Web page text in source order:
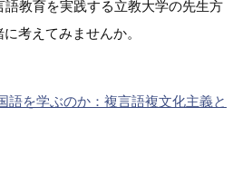
教育を実践する立教大学の先生方
考えてみませんか。
語を学ぶのか：複言語複文化主義と